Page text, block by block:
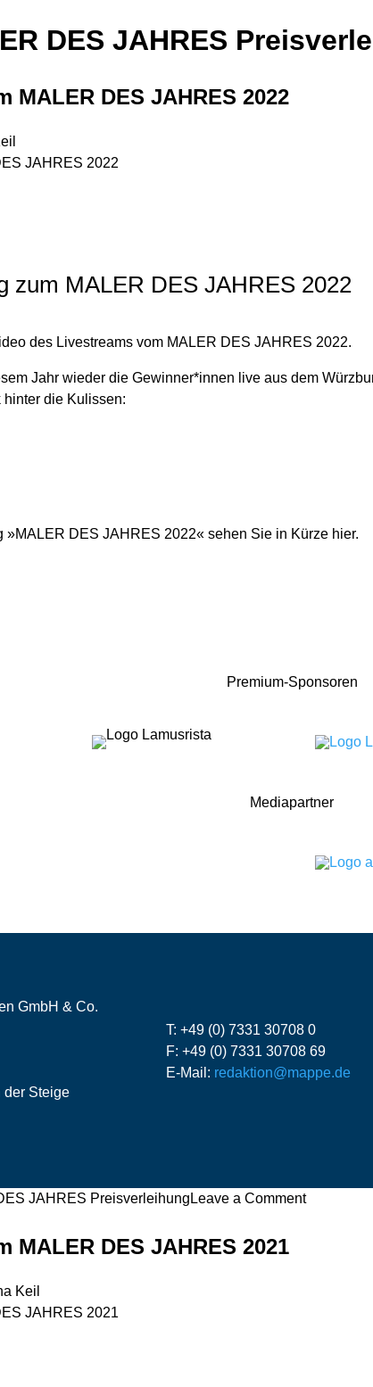
DES JAHRES
MALER DES JAHRES 2022
zum MALER DES JAHRES 2022
des Livestreams vom MALER DES JAHRES 2022.
Jahr wieder die Gewinner*innen live aus dem
die Kulissen:
»MALER DES JAHRES 2022« sehen Sie in Kürze hier.
Premium-Sponsoren
Mediapartner
GmbH & Co.
der Steige
T: +49 (0) 7331 30708 0
F: +49 (0) 7331 30708 69
E-Mail: redaktion@mappe.de
JAHRES Preisverleihung Leave a Commenton
MALER DES JAHRES 2021
Keil